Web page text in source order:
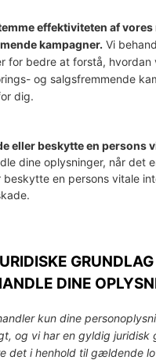
effektiviteten af
kampagner. Vi
for bedre at forstå, hvordan
og salgsfremmende
dig.
eller beskytte en persons
dine oplysninger, når det
beskytte en persons vitale
DINE
kun dine
og vi har en gyldig juridisk
det i henhold til gældende